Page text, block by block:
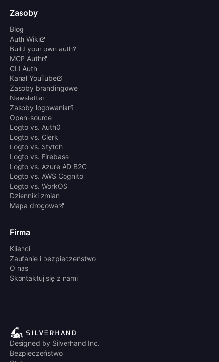
Zasoby
Blog
Auth Wiki
Build your own auth?
MCP Auth
CLI Auth
Kanał YouTube
Zasoby brandingowe
Newsletter
Zasoby logowania
Open-source
Logto vs. Auth0
Logto vs. Clerk
Logto vs. Stytch
Logto vs. Firebase
Logto vs. Azure AD B2C
Logto vs. AWS Cognito
Logto vs. WorkOS
Dzienniki zmian
Mapa drogowa
Firma
Klienci
Zaufanie i bezpieczeństwo
O nas
Skontaktuj się z nami
Designed by Silverhand Inc.
Bezpieczeństwo